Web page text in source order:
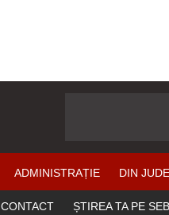
ADMINISTRAȚIE DIN
CONTACT ȘTIREA TA PE